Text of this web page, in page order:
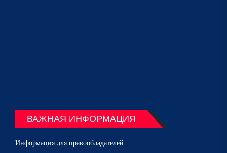
ВАЖНАЯ ИНФОРМАЦИЯ
Информация для правообладателей